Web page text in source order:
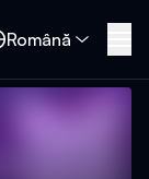
Română